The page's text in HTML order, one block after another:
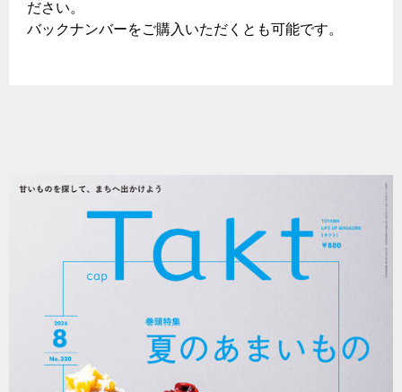
ださい。
バックナンバーをご購入いただくとも可能です。